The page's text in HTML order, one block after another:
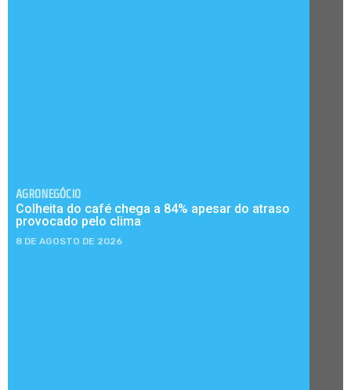
AGRONEGÓCIO
Colheita do café chega a 84% apesar do atraso
provocado pelo clima
8 DE AGOSTO DE 2026